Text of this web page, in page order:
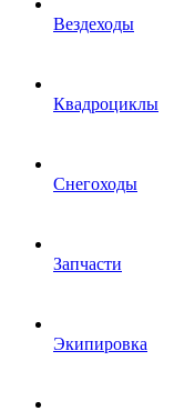
Вездеходы
Квадроциклы
Снегоходы
Запчасти
Экипировка